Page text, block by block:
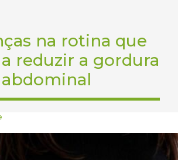
na rotina que
reduzir a gordura
abdominal